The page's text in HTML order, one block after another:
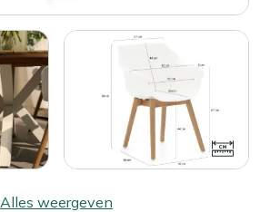
Alles weergeven